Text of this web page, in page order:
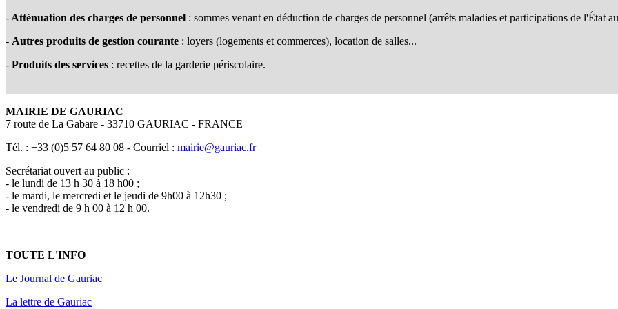
- Atténuation des charges de personnel : sommes venant en déduction de charges de personnel (arrêts maladies et participations de l'État
- Autres produits de gestion courante : loyers (logements et commerces), location de salles...
- Produits des services : recettes de la garderie périscolaire.
MAIRIE DE GAURIAC
7 route de La Gabare - 33710 GAURIAC - FRANCE
Tél. : +33 (0)5 57 64 80 08 - Courriel : mairie@gauriac.fr
Secrétariat ouvert au public :
- le lundi de 13 h 30 à 18 h00 ;
- le mardi, le mercredi et le jeudi de 9h00 à 12h30 ;
- le vendredi de 9 h 00 à 12 h 00.
TOUTE L'INFO
Le Journal de Gauriac
La lettre de Gauriac